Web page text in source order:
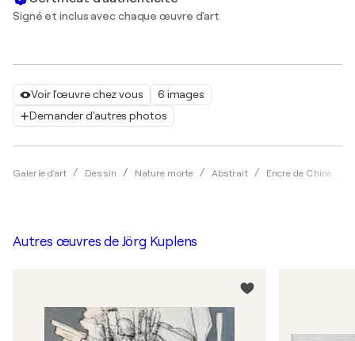
Voir l'œuvre chez vous
6 images
Demander d'autres photos
Galerie d'art Dessin Nature morte Abstrait Encre de Chine
Signé et inclus avec chaque œuvre d'art
Autres œuvres de Jörg Kuplens